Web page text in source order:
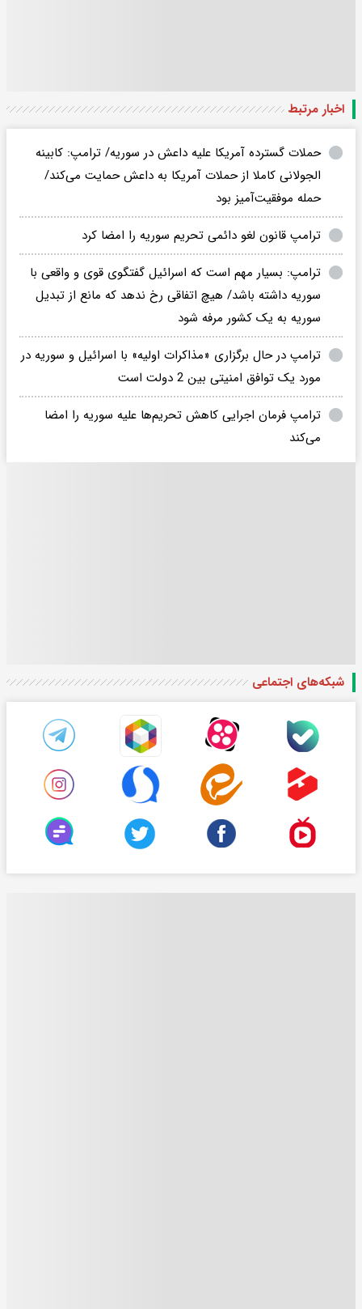
اخبار مرتبط
حملات گسترده آمریکا علیه داعش در سوریه/ ترامپ: کابینه
الجولانی کاملا از حملات آمریکا به داعش حمایت می‌کند/
حمله موفقیت‌آمیز بود
ترامپ قانون لغو دائمی تحریم سوریه را امضا کرد
ترامپ: بسیار مهم است که اسرائیل گفتگوی قوی و واقعی با
سوریه داشته باشد/ هیچ اتفاقی رخ ندهد که مانع از تبدیل
سوریه به یک کشور مرفه شود
ترامپ در حال برگزاری «مذاکرات اولیه» با اسرائیل و سوریه در
مورد یک توافق امنیتی بین 2 دولت است
ترامپ فرمان اجرایی کاهش تحریم‌ها علیه سوریه را امضا
می‌کند
شبکه‌های اجتماعی